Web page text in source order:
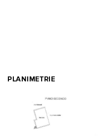
PLANIMETRIE